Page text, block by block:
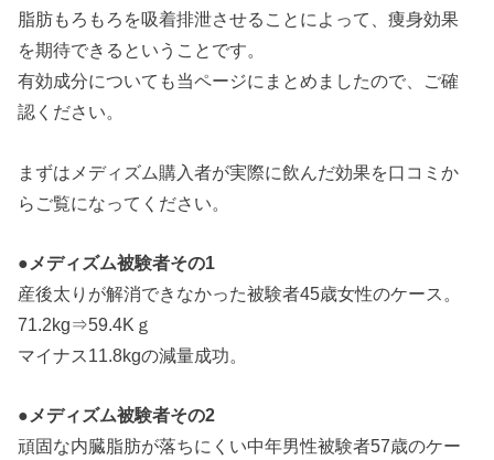
脂肪もろもろを吸着排泄させることによって、痩身効果
を期待できるということです。
有効成分についても当ページにまとめましたので、ご確
認ください。
まずはメディズム購入者が実際に飲んだ効果を口コミか
らご覧になってください。
●メディズム被験者その1
産後太りが解消できなかった被験者45歳女性のケース。
71.2kg⇒59.4Kｇ
マイナス11.8kgの減量成功。
●メディズム被験者その2
頑固な内臓脂肪が落ちにくい中年男性被験者57歳のケー